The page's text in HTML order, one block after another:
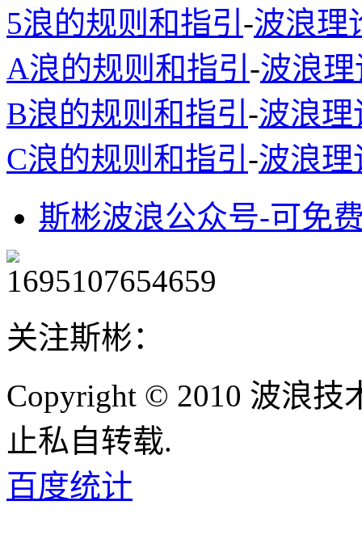
5浪的规则和指引 -波浪理
A浪的规则和指引 -波浪
B浪的规则和指引 -波浪
C浪的规则和指引 -波浪理
斯彬波浪公众号-可免
关注斯彬：
Copyright © 2010 波浪技
止私自转载.
百度统计